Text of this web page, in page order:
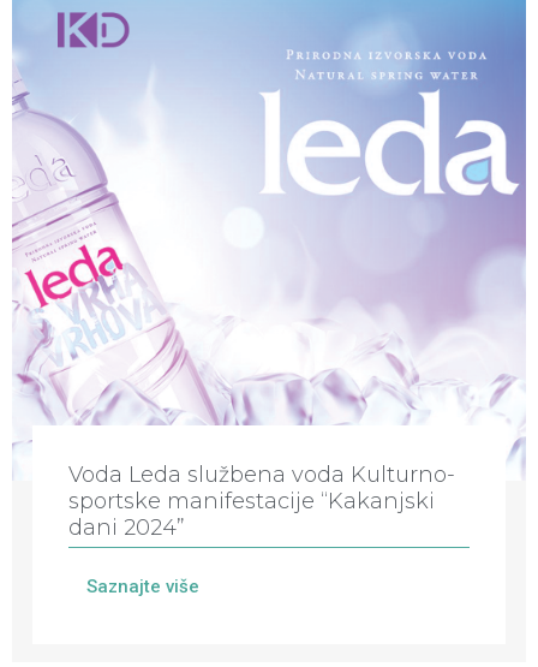
Voda Leda službena voda Kulturno-
sportske manifestacije “Kakanjski
dani 2024”
Saznajte više